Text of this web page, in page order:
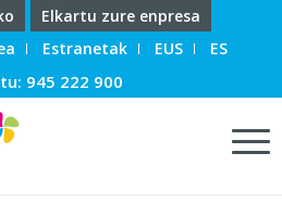
Elkartu zure enpresa
Estranetak EUS ES
945 222 900